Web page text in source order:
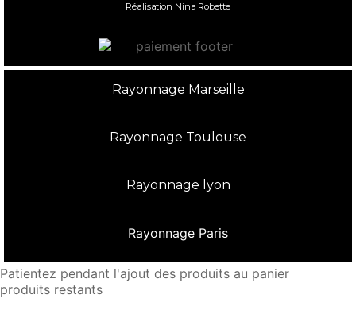
Réalisation Nina Robette
Rayonnage Marseille
Rayonnage Toulouse
Rayonnage lyon
Rayonnage Paris
Patientez pendant l'ajout des produits au panier
produits restants